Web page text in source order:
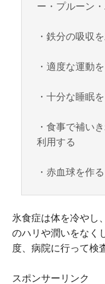
ー・プルーン
・鉄分の吸収
・適度な運動
・十分な睡眠
・食事で補い
利用する
・赤血球を作
氷食症は体を冷やし、
のハリや潤いをなく
度、病院に行って検
スポンサーリンク